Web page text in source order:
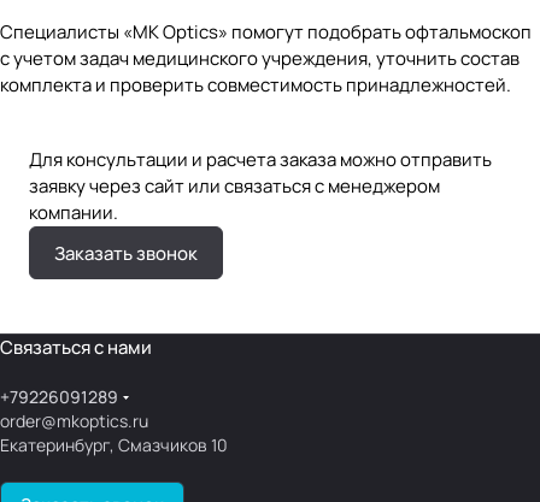
Специалисты «MK Optics» помогут подобрать офтальмоскоп
с учетом задач медицинского учреждения, уточнить состав
комплекта и проверить совместимость принадлежностей.
Для консультации и расчета заказа можно отправить
заявку через сайт или связаться с менеджером
компании.
Заказать звонок
Связаться с нами
+79226091289
order@mkoptics.ru
Екатеринбург, Смазчиков 10